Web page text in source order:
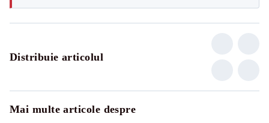
Distribuie articolul
Mai multe articole despre